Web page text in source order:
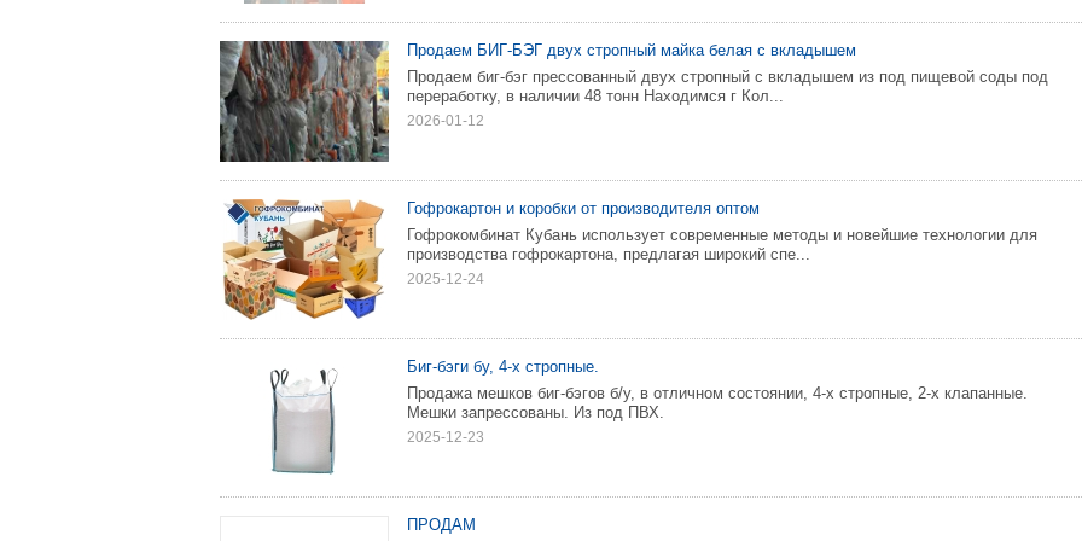
Продаем БИГ-БЭГ двух стропный майка белая с вкладышем
Продаем биг-бэг прессованный двух стропный с вкладышем из под пищевой соды под
переработку, в наличии 48 тонн Находимся г Кол...
2026-01-12
Гофрокартон и коробки от производителя оптом
Гофрокомбинат Кубань использует современные методы и новейшие технологии для
производства гофрокартона, предлагая широкий спе...
2025-12-24
Биг-бэги бу, 4-х стропные.
Продажа мешков биг-бэгов б/у, в отличном состоянии, 4-х стропные, 2-х клапанные.
Мешки запрессованы. Из под ПВХ.
2025-12-23
ПРОДАМ